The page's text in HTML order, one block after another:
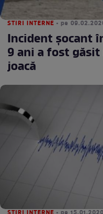
STIRI INTERNE • pe
Incident șocant
9 ani a fost
joacă